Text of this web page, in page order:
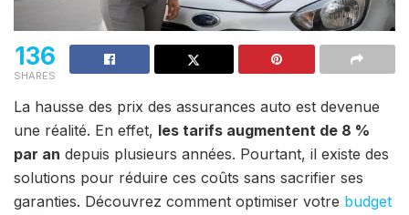
136
SHARES
La hausse des prix des assurances auto est devenue
une réalité. En effet, les tarifs augmentent de 8 %
par an depuis plusieurs années. Pourtant, il existe des
solutions pour réduire ces coûts sans sacrifier ses
garanties. Découvrez comment optimiser votre budget